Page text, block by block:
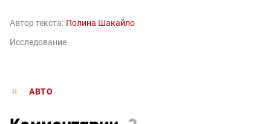
Автор текста: Полина Шакайло
Исследование
АВТО